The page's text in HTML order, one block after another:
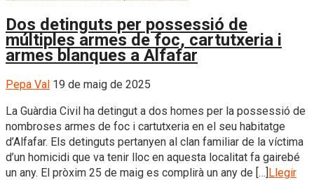
Dos detinguts per possessió de
múltiples armes de foc, cartutxeria i
armes blanques a Alfafar
Pepa Val 19 de maig de 2025
La Guàrdia Civil ha detingut a dos homes per la possessió de
nombroses armes de foc i cartutxeria en el seu habitatge
d’Alfafar. Els detinguts pertanyen al clan familiar de la víctima
d’un homicidi que va tenir lloc en aquesta localitat fa gairebé
un any. El pròxim 25 de maig es complirà un any de […]Llegir